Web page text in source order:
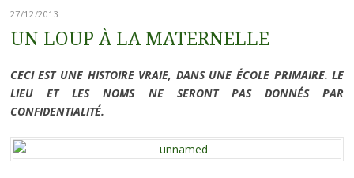
27/12/2013
UN LOUP À LA MATERNELLE
CECI EST UNE HISTOIRE VRAIE, DANS UNE ÉCOLE PRIMAIRE. LE
LIEU ET LES NOMS NE SERONT PAS DONNÉS PAR
CONFIDENTIALITÉ.